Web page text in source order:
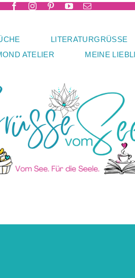
LITERATURGRÜSSE
ATELIER MEINE